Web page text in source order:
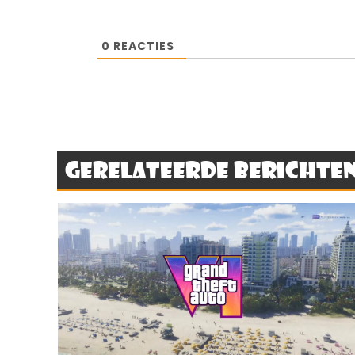
0 REACTIES
Gerelateerde